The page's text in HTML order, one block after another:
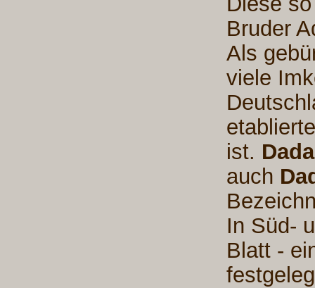
Bruder
Als
viele
ist.
auch
In Süd-
Blatt -